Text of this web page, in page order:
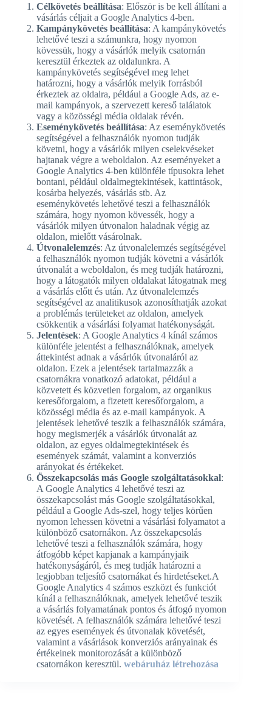
Célkövetés beállítása: Először is be kell állítani a
vásárlás céljait a Google Analytics 4-ben.
Kampánykövetés beállítása: A kampánykövetés
lehetővé teszi a számunkra, hogy nyomon
kövessük, hogy a vásárlók melyik csatornán
keresztül érkeztek az oldalunkra. A
kampánykövetés segítségével meg lehet
határozni, hogy a vásárlók melyik forrásból
érkeztek az oldalra, például a Google Ads, az e-
mail kampányok, a szervezett kereső találatok
vagy a közösségi média oldalak révén.
Eseménykövetés beállítása: Az eseménykövetés
segítségével a felhasználók nyomon tudják
követni, hogy a vásárlók milyen cselekvéseket
hajtanak végre a weboldalon. Az eseményeket a
Google Analytics 4-ben különféle típusokra lehet
bontani, például oldalmegtekintések, kattintások,
kosárba helyezés, vásárlás stb. Az
eseménykövetés lehetővé teszi a felhasználók
számára, hogy nyomon kövessék, hogy a
vásárlók milyen útvonalon haladnak végig az
oldalon, mielőtt vásárolnak.
Útvonalelemzés: Az útvonalelemzés segítségével
a felhasználók nyomon tudják követni a vásárlók
útvonalát a weboldalon, és meg tudják határozni,
hogy a látogatók milyen oldalakat látogatnak meg
a vásárlás előtt és után. Az útvonalelemzés
segítségével az analitikusok azonosíthatják azokat
a problémás területeket az oldalon, amelyek
csökkentik a vásárlási folyamat hatékonyságát.
Jelentések: A Google Analytics 4 kínál számos
különféle jelentést a felhasználóknak, amelyek
áttekintést adnak a vásárlók útvonaláról az
oldalon. Ezek a jelentések tartalmazzák a
csatornákra vonatkozó adatokat, például a
közvetett és közvetlen forgalom, az organikus
keresőforgalom, a fizetett keresőforgalom, a
közösségi média és az e-mail kampányok. A
jelentések lehetővé teszik a felhasználók számára,
hogy megismerjék a vásárlók útvonalát az
oldalon, az egyes oldalmegtekintések és
események számát, valamint a konverziós
arányokat és értékeket.
Összekapcsolás más Google szolgáltatásokkal:
A Google Analytics 4 lehetővé teszi az
összekapcsolást más Google szolgáltatásokkal,
például a Google Ads-szel, hogy teljes körűen
nyomon lehessen követni a vásárlási folyamatot a
különböző csatornákon. Az összekapcsolás
lehetővé teszi a felhasználók számára, hogy
átfogóbb képet kapjanak a kampányjaik
hatékonyságáról, és meg tudják határozni a
legjobban teljesítő csatornákat és hirdetéseket.A
Google Analytics 4 számos eszközt és funkciót
kínál a felhasználóknak, amelyek lehetővé teszik
a vásárlás folyamatának pontos és átfogó nyomon
követését. A felhasználók számára lehetővé teszi
az egyes események és útvonalak követését,
valamint a vásárlások konverziós arányainak és
értékeinek monitorozását a különböző
csatornákon keresztül. webáruház létrehozása